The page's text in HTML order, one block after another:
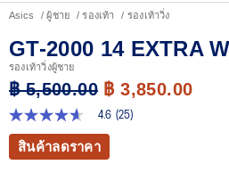
Asics ผู้ชาย รองเท้า รองเท้าวิ่ง
GT-2000 14 EXTRA
รองเท้าวิ่งผู้ชาย
฿ 5,500.00 ฿ 3,850.00
4.6
จาก
ดาว
4.6 (25)
สินค้าลดราคา